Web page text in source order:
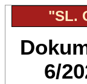
"SL.
6/